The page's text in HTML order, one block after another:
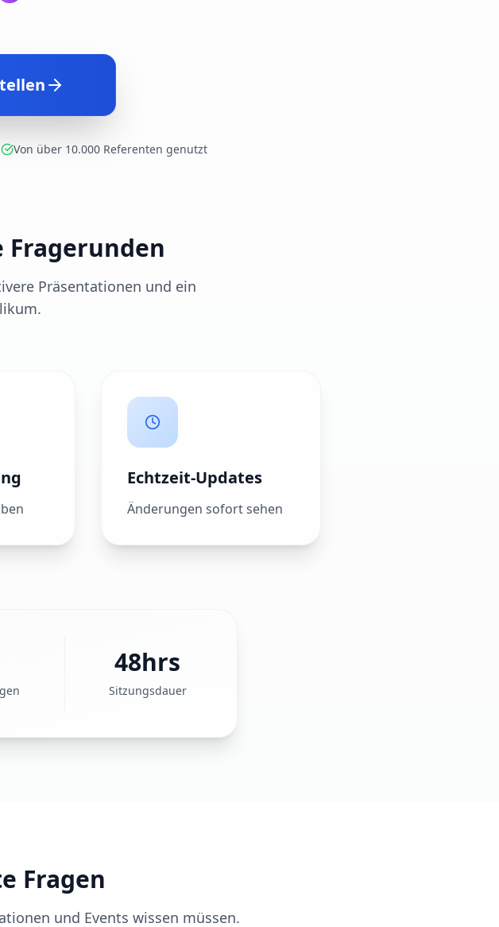
Von über 10.000 Referenten genutzt
Präsentationen und ein
Echtzeit-Updates
Änderungen sofort sehen
48hrs
Sitzungsdauer
Fragen
und Events wissen müssen.